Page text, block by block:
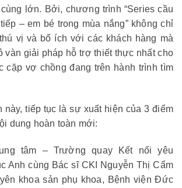
lớn. Bởi, chương trình “Series cầu
– em bé trong mùa nắng” không chỉ
vị và bổ ích với các khách hàng mà
vàn giải pháp hỗ trợ thiết thực nhất cho
cặp vợ chồng đang trên hành trình tìm
này, tiếp tục là sự xuất hiện của 3 điểm
dung hoàn toàn mới:
tâm – Trường quay Kết nối yêu
Anh cùng Bác sĩ CKI Nguyễn Thị Cẩm
khoa sản phụ khoa, Bệnh viện Đức